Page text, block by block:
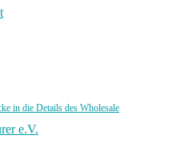
in die Details des Wholesale
e.V.